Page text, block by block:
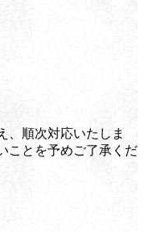
、順次対応いたしま
ことを予めご了承くだ